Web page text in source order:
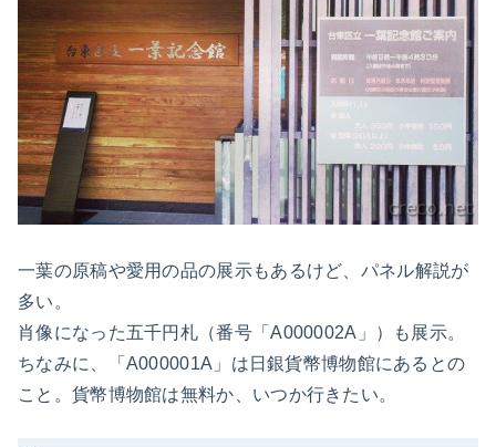
一葉の原稿や愛用の品の展示もあるけど、パネル解説が
多い。
肖像になった五千円札（番号「A000002A」）も展示。
ちなみに、「A000001A」は日銀貨幣博物館にあるとの
こと。貨幣博物館は無料か、いつか行きたい。